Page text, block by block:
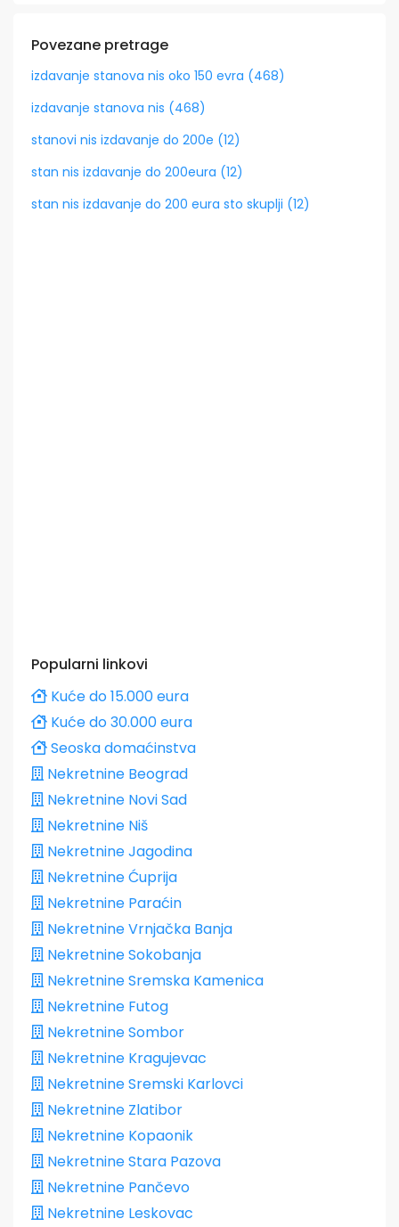
Povezane pretrage
izdavanje stanova nis oko 150 evra (468)
izdavanje stanova nis (468)
stanovi nis izdavanje do 200e (12)
stan nis izdavanje do 200eura (12)
stan nis izdavanje do 200 eura sto skuplji (12)
Popularni linkovi
Kuće do 15.000 eura
Kuće do 30.000 eura
Seoska domaćinstva
Nekretnine Beograd
Nekretnine Novi Sad
Nekretnine Niš
Nekretnine Jagodina
Nekretnine Ćuprija
Nekretnine Paraćin
Nekretnine Vrnjačka Banja
Nekretnine Sokobanja
Nekretnine Sremska Kamenica
Nekretnine Futog
Nekretnine Sombor
Nekretnine Kragujevac
Nekretnine Sremski Karlovci
Nekretnine Zlatibor
Nekretnine Kopaonik
Nekretnine Stara Pazova
Nekretnine Pančevo
Nekretnine Leskovac